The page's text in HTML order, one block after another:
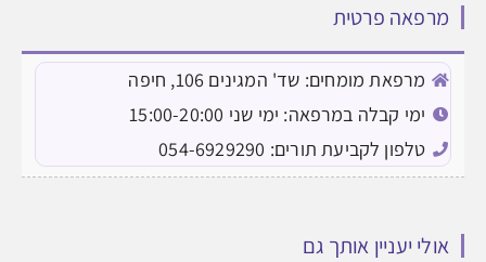
מרפאה פרטית
מרפאת מומחים: שד' המגינים 106, חיפה
ימי קבלה במרפאה: ימי שני 15:00-20:00
טלפון לקביעת תורים: 054-6929290
אולי יעניין אותך גם